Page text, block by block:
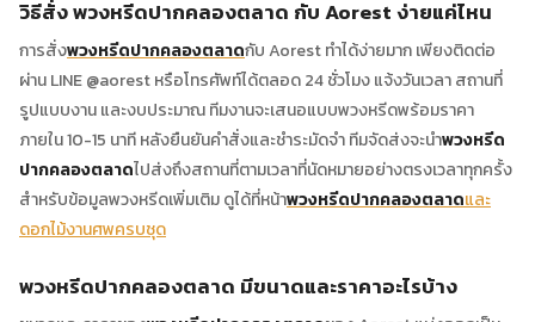
วิธีสั่ง พวงหรีดปากคลองตลาด กับ Aorest ง่ายแค่ไหน
การสั่งพวงหรีดปากคลองตลาดกับ Aorest ทำได้ง่ายมาก เพียงติดต่อ
ผ่าน LINE @aorest หรือโทรศัพท์ได้ตลอด 24 ชั่วโมง แจ้งวันเวลา สถานที่
รูปแบบงาน และงบประมาณ ทีมงานจะเสนอแบบพวงหรีดพร้อมราคา
ภายใน 10-15 นาที หลังยืนยันคำสั่งและชำระมัดจำ ทีมจัดส่งจะนำพวงหรีด
ปากคลองตลาดไปส่งถึงสถานที่ตามเวลาที่นัดหมายอย่างตรงเวลาทุกครั้ง
สำหรับข้อมูลพวงหรีดเพิ่มเติม ดูได้ที่หน้าพวงหรีดปากคลองตลาดและ
ดอกไม้งานศพครบชุด
พวงหรีดปากคลองตลาด มีขนาดและราคาอะไรบ้าง